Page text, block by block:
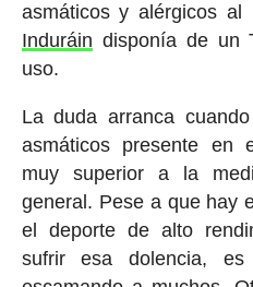
asmáticos y alérgicos al
Induráin disponía de un
uso.
La duda arranca
asmáticos presente en
muy superior a la
general. Pese a que hay
el deporte de alto
sufrir esa dolencia,